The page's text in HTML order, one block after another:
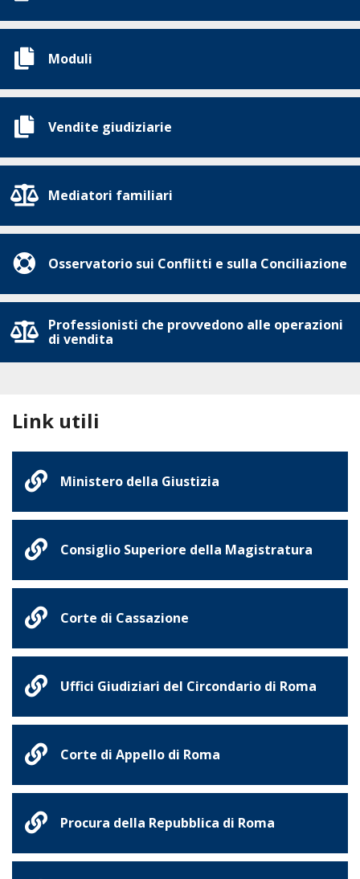
Moduli
Vendite giudiziarie
Mediatori familiari
Osservatorio sui Conflitti e sulla Conciliazione
Professionisti che provvedono alle operazioni
di vendita
Link utili
Ministero della Giustizia
Consiglio Superiore della Magistratura
Corte di Cassazione
Uffici Giudiziari del Circondario di Roma
Corte di Appello di Roma
Procura della Repubblica di Roma